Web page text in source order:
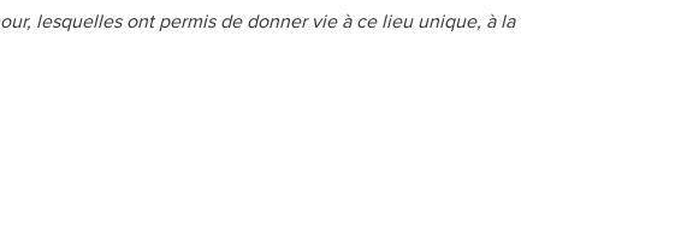
lesquelles ont permis de donner vie à ce lieu unique, à la